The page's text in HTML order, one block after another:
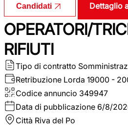
Candidati Dettaglio
OPERATORI/
RIFIUTI
Tipo di contratto
Retribuzione Lorda 19000 -
Codice annuncio 349947
Data di pubblicazione 6/8/
Città Riva del Po